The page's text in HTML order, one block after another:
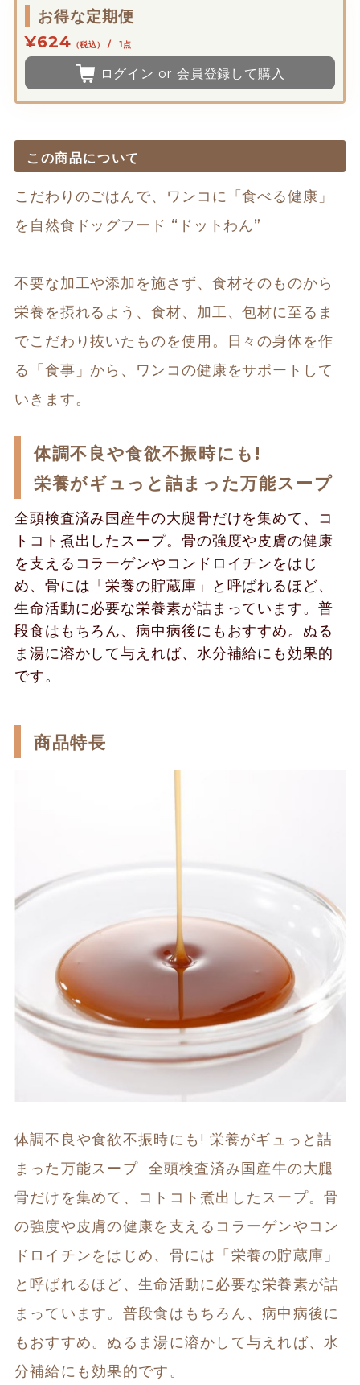
お得な定期便
¥624 （税込） / 1点
ログイン or 会員登録して購入
この商品について
こだわりのごはんで、ワンコに「食べる健康」
を自然食ドッグフード “ドットわん”
不要な加工や添加を施さず、食材そのものから
栄養を摂れるよう、食材、加工、包材に至るま
でこだわり抜いたものを使用。日々の身体を作
る「食事」から、ワンコの健康をサポートして
いきます。
体調不良や食欲不振時にも!
栄養がギュっと詰まった万能スープ
全頭検査済み国産牛の大腿骨だけを集めて、コ
トコト煮出したスープ。骨の強度や皮膚の健康
を支えるコラーゲンやコンドロイチンをはじ
め、骨には「栄養の貯蔵庫」と呼ばれるほど、
生命活動に必要な栄養素が詰まっています。普
段食はもちろん、病中病後にもおすすめ。ぬる
ま湯に溶かして与えれば、水分補給にも効果的
です。
商品特長
体調不良や食欲不振時にも! 栄養がギュっと詰
まった万能スープ  全頭検査済み国産牛の大腿
骨だけを集めて、コトコト煮出したスープ。骨
の強度や皮膚の健康を支えるコラーゲンやコン
ドロイチンをはじめ、骨には「栄養の貯蔵庫」
と呼ばれるほど、生命活動に必要な栄養素が詰
まっています。普段食はもちろん、病中病後に
もおすすめ。ぬるま湯に溶かして与えれば、水
分補給にも効果的です。